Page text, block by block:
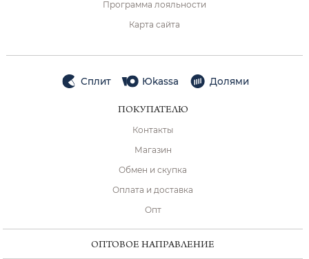
Программа лояльности
Карта сайта
Сплит Юkassa Долями
ПОКУПАТЕЛЮ
Контакты
Магазин
Обмен и скупка
Оплата и доставка
Опт
ОПТОВОЕ НАПРАВЛЕНИЕ